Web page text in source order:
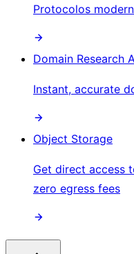
Protocolos
Domain Research
Instant, accurate
Object Storage
Get direct access
zero egress fees